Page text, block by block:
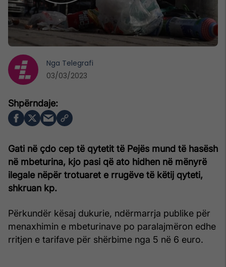
Gati në çdo cep të qytetit të Pejës mund të hasësh
në mbeturina, kjo pasi që ato hidhen në mënyrë
ilegale nëpër trotuaret e rrugëve të këtij qyteti,
shkruan kp.
Përkundër kësaj dukurie, ndërmarrja publike për
menaxhimin e mbeturinave po paralajmëron edhe
rritjen e tarifave për shërbime nga 5 në 6 euro.
Nga Telegrafi
03/03/2023